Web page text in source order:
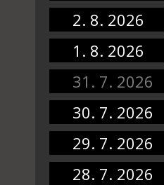
2. 8. 2026
1. 8. 2026
31. 7. 2026
30. 7. 2026
29. 7. 2026
28. 7. 2026